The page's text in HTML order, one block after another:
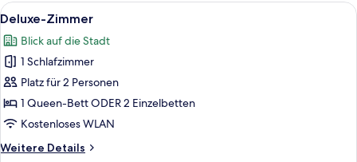
Alle
Fotos
für
Deluxe-
Zimmer
anzeigen
Ein Hotelzimmer mit einem großen
1
Deluxe-Zimmer
Blick auf die Stadt
1 Schlafzimmer
Platz für 2 Personen
1 Queen-Bett ODER 2 Einzelbetten
Kostenloses WLAN
Weitere Details
Weitere